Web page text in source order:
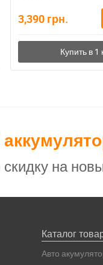
3,390 грн.
на
Каталог
Авто